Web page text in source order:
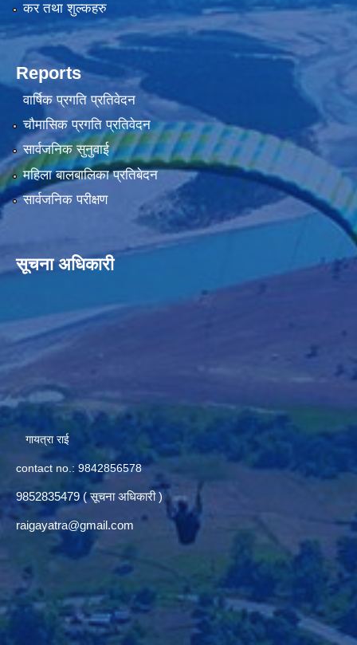
कर तथा शुल्कहरु
Reports
वार्षिक प्रगति प्रतिवेदन
चौमासिक प्रगति प्रतिवेदन
सार्वजनिक सुनुवाई
महिला बालबालिका प्रतिबेदन
सार्वजनिक परीक्षण
सूचना अधिकारी
गायत्रा राई
contact no.: 9842856578
9852835479 ( सूचना अधिकारी )
raigayatra@gmail.com